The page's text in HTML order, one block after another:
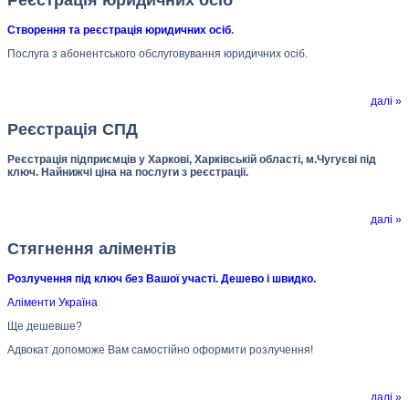
Створення та реєстрація юридичних осіб.
Послуга з абонентського обслуговування юридичних осіб.
далі »
Реєстрація СПД
Реєстрація підприємців у Харкові, Харківській області, м.Чугуєві під
ключ. Найнижчі ціна на послуги з реєстрації.
далі »
Стягнення аліментів
Розлучення під ключ без Вашої участі. Дешево і швидко.
Аліменти Україна
Ще дешевше?
Адвокат допоможе Вам самостійно оформити розлучення!